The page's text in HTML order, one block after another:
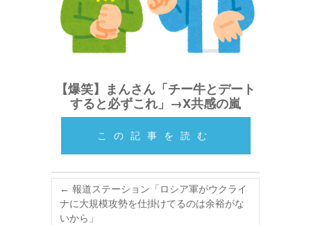
【爆笑】まんさん「チー牛とデート
すると必ずこれ」→X共感の嵐
この記事を読む
← 報道ステーション「ロシア軍がウクライ
ナに大規模攻勢を仕掛けてるのは余裕がな
いから」